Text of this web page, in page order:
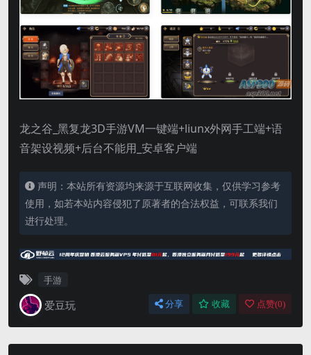
龙之谷_黑复龙3D手游VM一键端+liunx外网手工端+语
音架设视频+后台不能用_安卓客户端
声明：本站所有资源均来源于互联网收集，仅供学习参考
使用，如若本站内容侵犯了原著者的合法权益，可联系我们
进行处理。
手游
爱豆玩 分享 收藏 点赞(0)